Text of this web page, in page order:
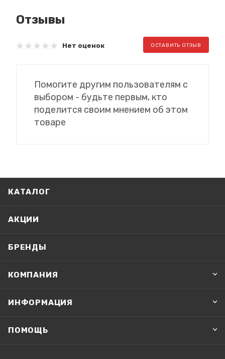
Отзывы
Нет оценок ОСТАВИТЬ ОТЗЫВ
Помогите другим пользователям с
выбором - будьте первым, кто
поделится своим мнением об этом
товаре
КАТАЛОГ
АКЦИИ
БРЕНДЫ
КОМПАНИЯ
ИНФОРМАЦИЯ
ПОМОЩЬ